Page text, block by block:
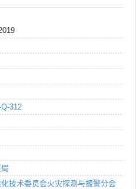
312
技术委员会火灾探测与报警分会